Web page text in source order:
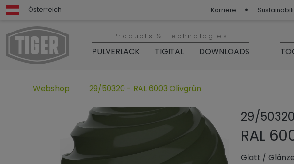
Österreich Karriere
Products & Technologies
PULVERLACK TIGITAL DOWNLOADS
Webshop 29/50320 - RAL 6003 Olivgrün
29/50320
RAL
Glatt /